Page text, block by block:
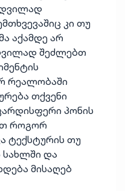
კი თუ
აქამდე არ
შეძლებთ
რეალობაში
თქვენი
პონის
როგორ
ტექსტურის თუ
სახლში და
მისაღებ